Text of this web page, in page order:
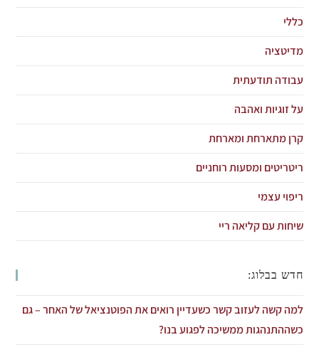
כללי
מדיטציה
עבודה תודעתית
על זוגיות ואהבה
קרן מתארחת ומארחת
ריטריטים ומסעות רוחניים
ריפוי עצמי
שיחות עם קליאה ריי
חדש בבלוג:
למה קשה לעזוב קשר כשעדיין רואים את הפוטנציאל של האחר – גם
כשההתנהגות ממשיכה לפגוע בנו?